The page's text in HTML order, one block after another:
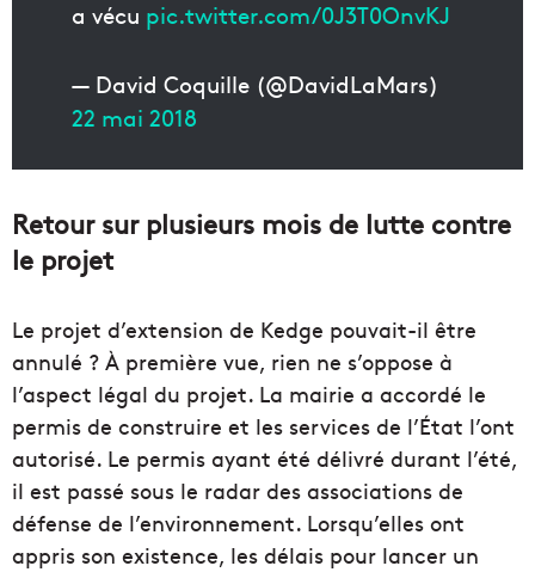
a vécu pic.twitter.com/0J3T0OnvKJ
— David Coquille (@DavidLaMars)
22 mai 2018
Retour sur plusieurs mois de lutte contre
le projet
Le projet d’extension de Kedge pouvait-il être
annulé ? À première vue, rien ne s’oppose à
l’aspect légal du projet. La mairie a accordé le
permis de construire et les services de l’État l’ont
autorisé. Le permis ayant été délivré durant l’été,
il est passé sous le radar des associations de
défense de l’environnement. Lorsqu’elles ont
appris son existence, les délais pour lancer un